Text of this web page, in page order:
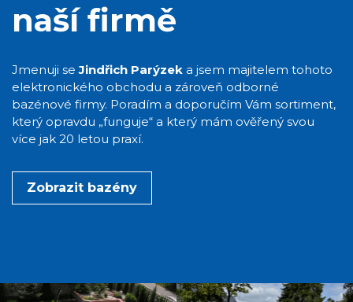
naší firmě
Jmenuji seJindřich Parýzek a jsem majitelem tohoto
elektronického obchodu a zároveň odborné
bazénové firmy. Poradím a doporučím Vám sortiment,
který opravdu „funguje“ a který mám ověřený svou
více jak 20 letou praxí.
Zobrazit bazény